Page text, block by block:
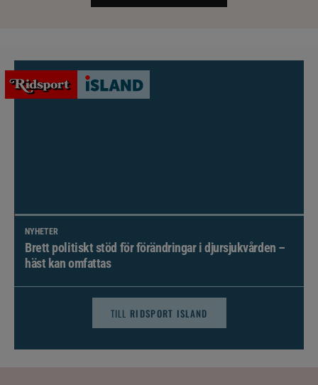
NYHETER
Brett politiskt stöd för förändringar i djursjukvården –
häst kan omfattas
TILL RIDSPORT ISLAND